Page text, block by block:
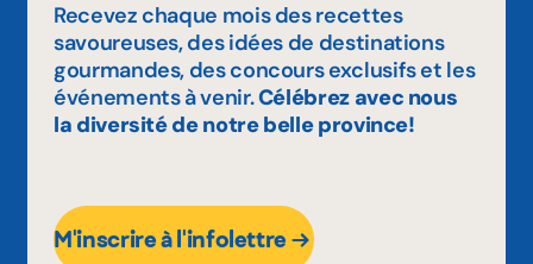
Recevez chaque mois des recettes
savoureuses, des idées de destinations
gourmandes, des concours exclusifs et les
événements à venir.Célébrez avec nous
la diversité de notre belle province!
M'inscrire à l'infolettre